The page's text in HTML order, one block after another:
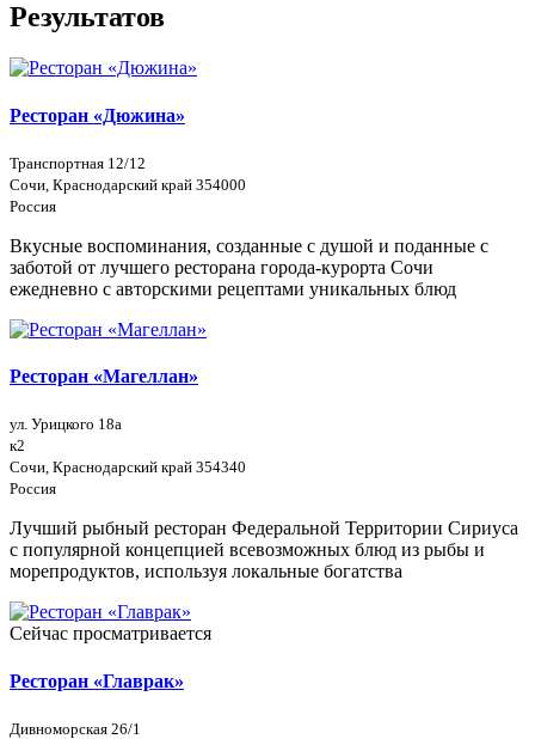
Результатов
Ресторан «Дюжина»
Транспортная 12/12
Сочи, Краснодарский край 354000
Россия
Вкусные воспоминания, созданные с душой и поданные с
заботой от лучшего ресторана города-курорта Сочи
ежедневно с авторскими рецептами уникальных блюд
Ресторан «Магеллан»
ул. Урицкого 18а
к2
Сочи, Краснодарский край 354340
Россия
Лучший рыбный ресторан Федеральной Территории Сириуса
с популярной концепцией всевозможных блюд из рыбы и
морепродуктов, используя локальные богатства
Сейчас просматривается
Ресторан «Главрак»
Дивноморская 26/1